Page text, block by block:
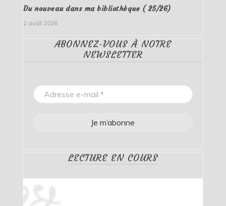
Du nouveau dans ma bibliothèque ( 25/26)
2 août 2026
ABONNEZ-VOUS À NOTRE
NEWSLETTER
LECTURE EN COURS